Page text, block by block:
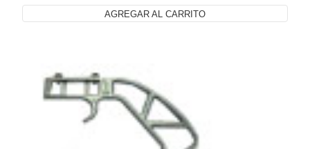
AGREGAR AL CARRITO